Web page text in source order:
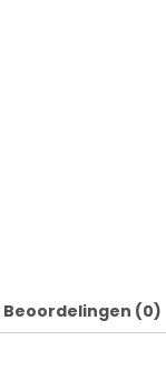
Beoordelingen (0)